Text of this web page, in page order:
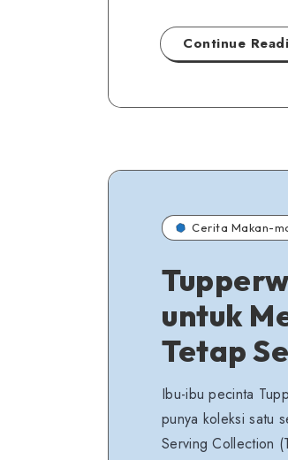
Continue
Cerita Makan-
untuk
Tetap
Ibu-ibu pecinta
punya koleksi satu
Serving Collection